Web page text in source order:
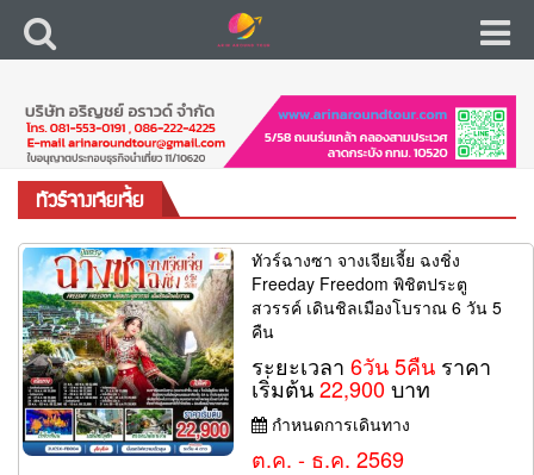
ทัวร์จางเจียเจี้ย
ทัวร์ฉางซา จางเจียเจี้ย ฉงชิ่ง
Freeday Freedom พิชิตประตู
สวรรค์ เดินชิลเมืองโบราณ 6 วัน 5
คืน
ระยะเวลา6วัน 5คืน ราคา
เริ่มต้น22,900บาท
กำหนดการเดินทาง
ต.ค. - ธ.ค. 2569